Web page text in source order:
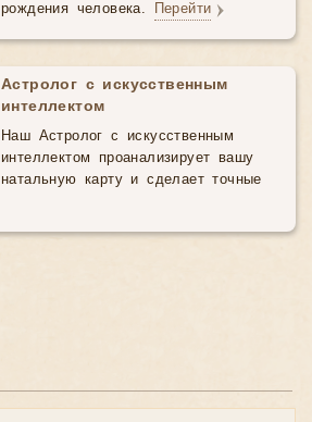
рождения человека. Перейти
Астролог с искусственным
интеллектом
Наш Астролог с искусственным
интеллектом проанализирует вашу
натальную карту и сделает точные